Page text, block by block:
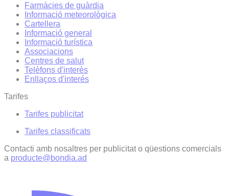
Farmàcies de guàrdia
Informació meteorològica
Cartellera
Informació general
Informació turística
Associacions
Centres de salut
Telèfons d'interès
Enllaços d'interés
Tarifes
Tarifes publicitat
Tarifes classificats
Contacti amb nosaltres per publicitat o qüestions comercials
a producte@bondia.ad